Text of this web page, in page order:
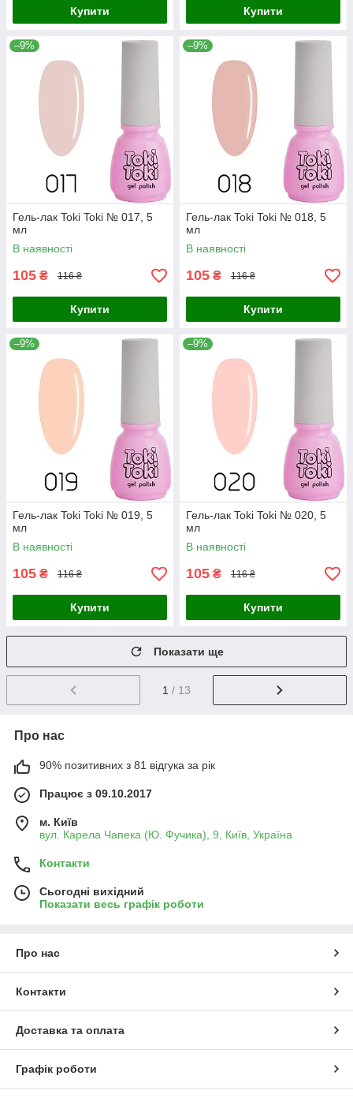
Купити Купити
–9%
Гель-лак Toki Toki № 017, 5
мл
В наявності
105 ₴ 116 ₴
Купити
–9%
Гель-лак Toki Toki № 018, 5
мл
В наявності
105 ₴ 116 ₴
Купити
–9%
Гель-лак Toki Toki № 019, 5
мл
В наявності
105 ₴ 116 ₴
Купити
–9%
Гель-лак Toki Toki № 020, 5
мл
В наявності
105 ₴ 116 ₴
Купити
Показати ще
1 / 13
Про нас
90% позитивних з 81 відгука за рік
Працює з 09.10.2017
м. Київ
вул. Карела Чапека (Ю. Фучика), 9, Київ, Україна
Контакти
Сьогодні вихідний
Показати весь графік роботи
Про нас
Контакти
Доставка та оплата
Графік роботи